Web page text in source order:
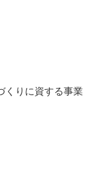
くりに資する事業